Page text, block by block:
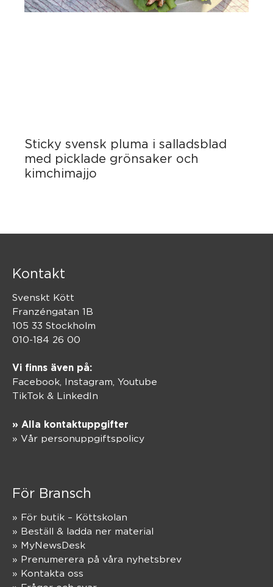
Sticky svensk pluma i salladsblad
med picklade grönsaker och
kimchimajjo
Kontakt
Svenskt Kött
Franzéngatan 1B
105 33 Stockholm
010-184 26 00
Vi finns även på:
Facebook, Instagram, Youtube
TikTok & LinkedIn
» Alla kontaktuppgifter
» Vår personuppgiftspolicy
För Bransch
» För butik – Köttskolan
» Beställ & ladda ner material
» MyNewsDesk
» Prenumerera på våra nyhetsbrev
» Kontakta oss